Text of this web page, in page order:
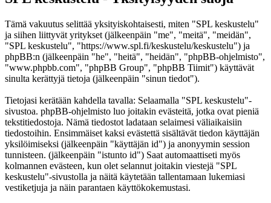
Tämä vakuutus selittää yksityiskohtaisesti, miten "SPL keskustelu"
ja siihen liittyvät yritykset (jälkeenpäin "me", "meitä", "meidän",
"SPL keskustelu", "https://www.spl.fi/keskustelu/keskustelu") ja
phpBB:n (jälkeenpäin "he", "heitä", "heidän", "phpBB-ohjelmisto",
"www.phpbb.com", "phpBB Group", "phpBB Tiimit") käyttävät
sinulta kerättyjä tietoja (jälkeenpäin "sinun tiedot").
Tietojasi kerätään kahdella tavalla: Selaamalla "SPL keskustelu"-
sivustoa. phpBB-ohjelmisto luo joitakin evästeitä, jotka ovat pieniä
tekstitiedostoja. Nämä tiedostot ladataan selaimesi väliaikaisiin
tiedostoihin. Ensimmäiset kaksi evästettä sisältävät tiedon käyttäjän
yksilöimiseksi (jälkeenpäin "käyttäjän id") ja anonyymin session
tunnisteen. (jälkeenpäin "istunto id") Saat automaattiseti myös
kolmannen evästeen, kun olet selannut joitakin viestejä "SPL
keskustelu"-sivustolla ja näitä käytetään tallentamaan lukemiasi
vestiketjuja ja näin parantaen käyttökokemustasi.